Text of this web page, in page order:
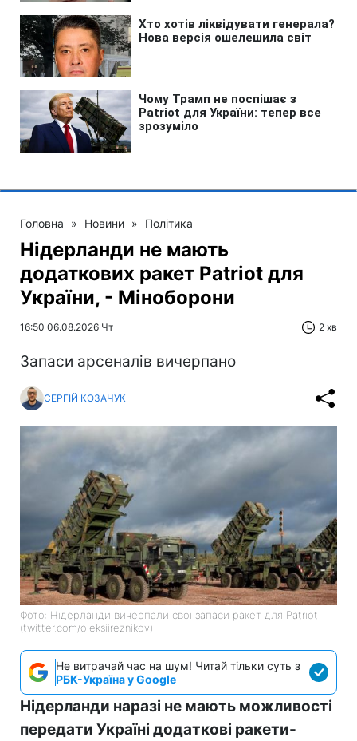
Головна » Новини » Політика
Нідерланди не мають
додаткових ракет Patriot для
України, - Міноборони
16:50 06.08.2026 Чт 2 хв
Запаси арсеналів вичерпано
СЕРГІЙ КОЗАЧУК
Фото: Нідерланди вичерпали свої запаси ракет для Patriot
(twitter.com/oleksiireznikov)
Не витрачай час на шум! Читай тільки суть з
РБК-Україна у Google
Нідерланди наразі не мають можливості
передати Україні додаткові ракети-